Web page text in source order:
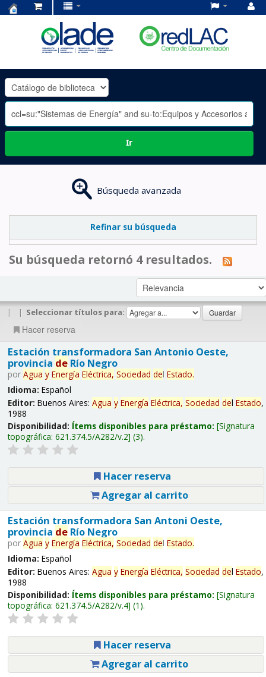
OLADE
-
Ir
Búsqueda avanzada
Refinar su búsqueda
Su búsqueda retornó 4 resultados.
| | Seleccionar títulos para:
Hacer reserva
Estación transformadora San Antonio Oeste,
provincia deRío Negro
por Agua y Energía Eléctrica, Sociedad del Estado.
Idioma: Español
Editor: Buenos Aires: Agua y Energía Eléctrica, Sociedad del Estado,
1988
Disponibilidad: Ítems disponibles para préstamo: Signatura
topográfica: 621.374.5/A282/v.2 (3).
Hacer reserva
Agregar al carrito
Estación transformadora San Antoni Oeste,
provincia deRío Negro
por Agua y Energía Eléctrica, Sociedad del Estado.
Idioma: Español
Editor: Buenos Aires: Agua y Energía Eléctrica, Sociedad del Estado,
1988
Disponibilidad: Ítems disponibles para préstamo: Signatura
topográfica: 621.374.5/A282/v.4 (1).
Hacer reserva
Agregar al carrito